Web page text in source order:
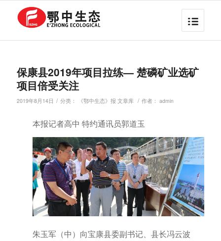
保康县2019年项目拉练— 楚磷矿业选矿
项目倍受关注
2019年8月14日 / 分类： 《鄂中生态》报 文章库 / 作者： admin
本报记者高中 特约通讯员郭道玉
朱玉军（中）向宝康县委副书记、县长冯云波